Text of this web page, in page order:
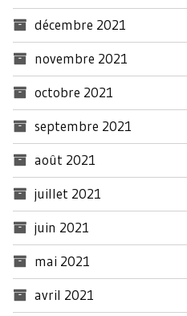
décembre 2021
novembre 2021
octobre 2021
septembre 2021
août 2021
juillet 2021
juin 2021
mai 2021
avril 2021